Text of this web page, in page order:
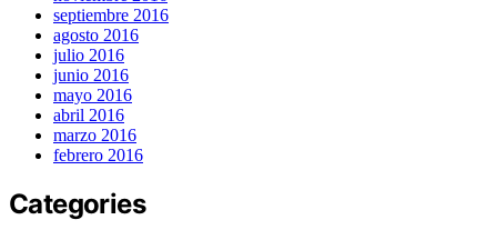
septiembre 2016
agosto 2016
julio 2016
junio 2016
mayo 2016
abril 2016
marzo 2016
febrero 2016
Categories